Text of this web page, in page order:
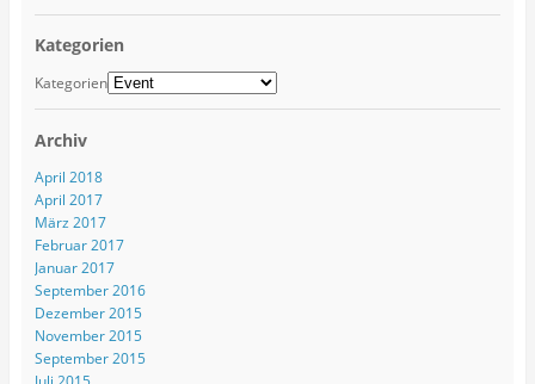
Kategorien
Kategorien
Archiv
April 2018
April 2017
März 2017
Februar 2017
Januar 2017
September 2016
Dezember 2015
November 2015
September 2015